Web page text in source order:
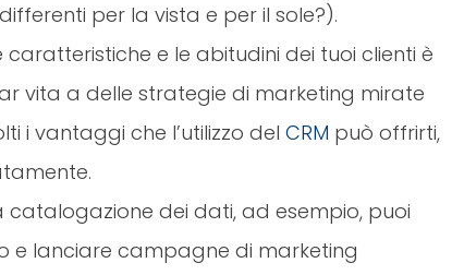
per la vista e per il sole?).
e le abitudini dei tuoi clienti è
vita a delle strategie di marketing mirate
i vantaggi che l’utilizzo del CRM può offrirti,
dei dati, ad esempio, puoi
e lanciare campagne di marketing